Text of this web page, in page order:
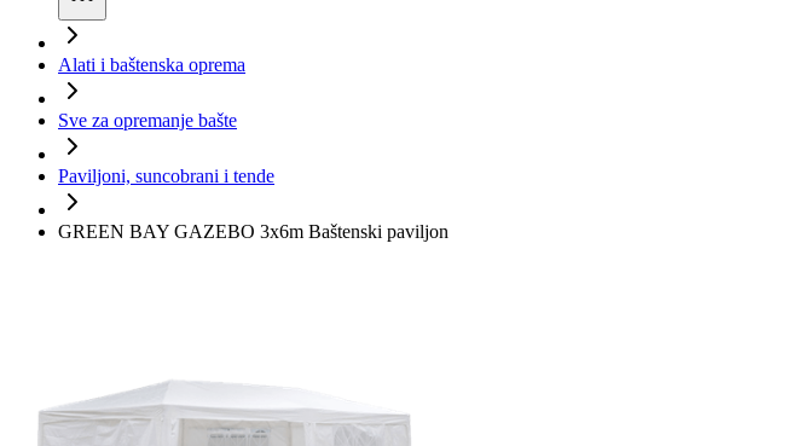
Alati i baštenska oprema
Sve za opremanje bašte
Paviljoni, suncobrani i tende
GREEN BAY GAZEBO 3x6m Baštenski paviljon